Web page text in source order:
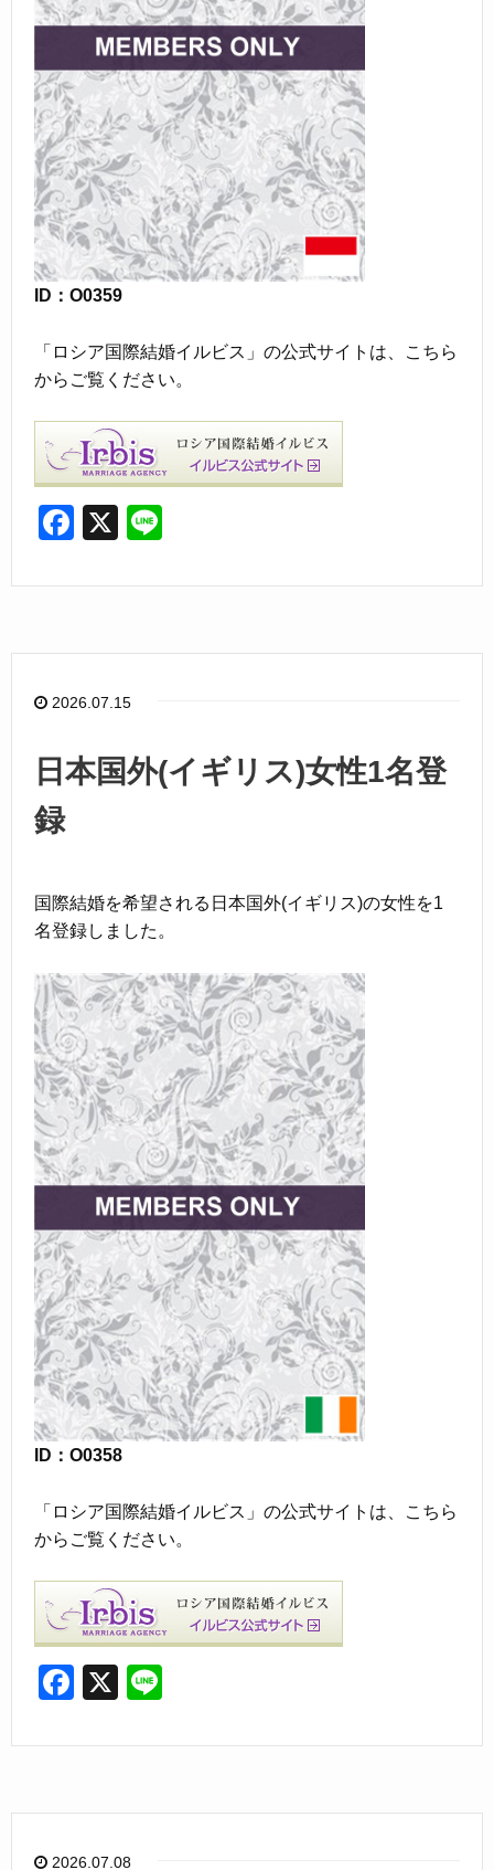
ID：O0359
「ロシア国際結婚イルビス」の公式サイトは、こちら
からご覧ください。
F
c
b
o
k
X
e
2026.07.15
日本国外(イギリス)女性1名登
録
国際結婚を希望される日本国外(イギリス)の女性を1
名登録しました。
ID：O0358
「ロシア国際結婚イルビス」の公式サイトは、こちら
からご覧ください。
F
c
b
o
X
e
2026.07.08